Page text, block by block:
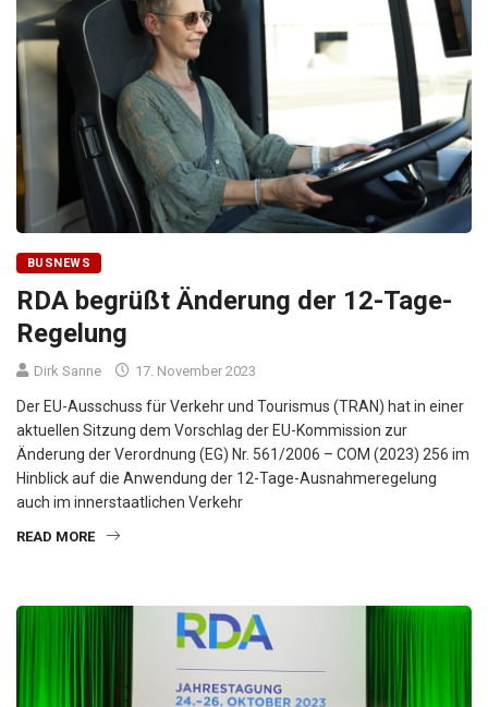
BUSNEWS
RDA begrüßt Änderung der 12-Tage-
Regelung
Dirk Sanne 17. November 2023
Der EU-Ausschuss für Verkehr und Tourismus (TRAN) hat in einer
aktuellen Sitzung dem Vorschlag der EU-Kommission zur
Änderung der Verordnung (EG) Nr. 561/2006 – COM (2023) 256 im
Hinblick auf die Anwendung der 12-Tage-Ausnahmeregelung
auch im innerstaatlichen Verkehr
READ MORE